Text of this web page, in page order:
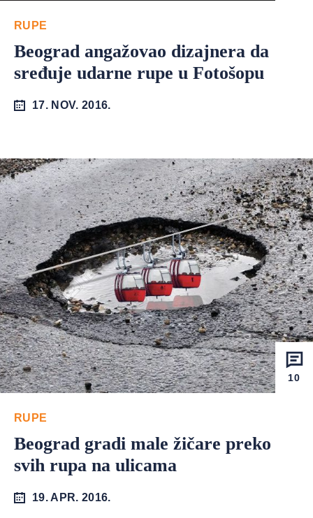
RUPE
Beograd angažovao dizajnera da
sređuje udarne rupe u Fotošopu
17. NOV. 2016.
10
RUPE
Beograd gradi male žičare preko
svih rupa na ulicama
19. APR. 2016.